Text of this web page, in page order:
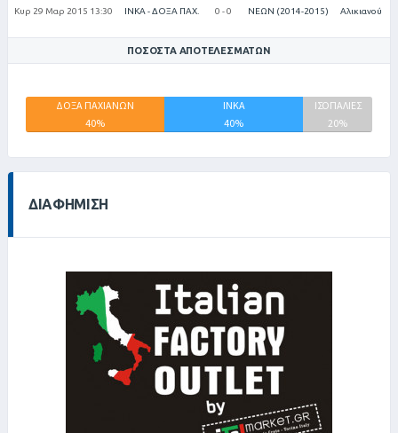
Κυρ 29 Μαρ 2015 13:30 ΙΝΚΑ - ΔΟΞΑ ΠΑΧ. 0 - 0 ΝΕΩΝ (2014-2015) Αλικιανού
ΠΟΣΟΣΤΆ ΑΠΟΤΕΛΕΣΜΆΤΩΝ
ΔΟΞΑ ΠΑΧΙΑΝΩΝ
40%
ΙΝΚΑ
40%
ΙΣΟΠΑΛΙΕΣ
20%
ΔΙΑΦΉΜΙΣΗ